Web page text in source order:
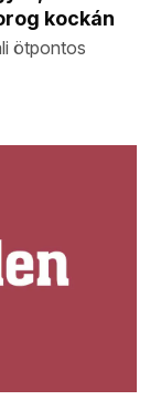
kockán
ötpontos